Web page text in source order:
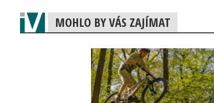
MOHLO BY VÁS ZAJÍMAT